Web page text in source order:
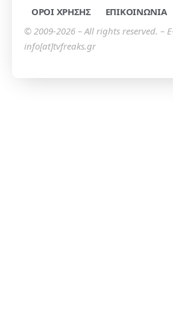
ΟΡΟΙ ΧΡΗΣΗΣ
ΕΠΙΚΟΙΝΩΝΙΑ
© 2009-2026 – All rights reserved. –
info[at]tvfreaks.gr